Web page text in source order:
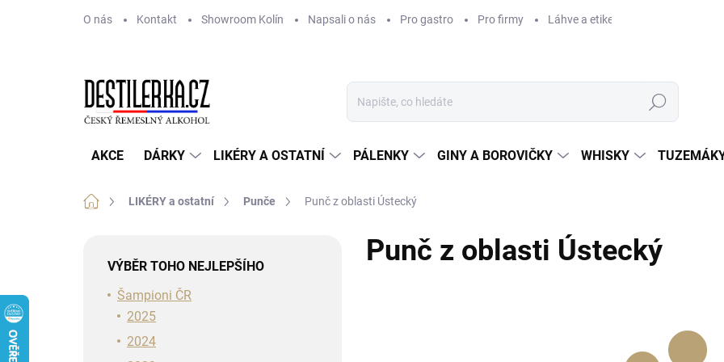
O nás Kontakt Showroom Kolín Napsali o nás Pro gastro Pro firmy Láhve a etikety na míru
Hledat
AKCE DÁRKY LIKÉRY A OSTATNÍ PÁLENKY GINY A BOROVIČKY WHISKY
Domů LIKÉRY a ostatní Punče Punč z oblasti Ústecký
VÝBĚR TOHO NEJLEPŠÍHO
Šampioni ČR
2025
2024
Punč z oblasti Ústecký